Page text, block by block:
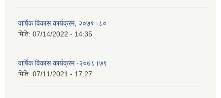
वार्षिक विकास कार्यक्रम, २०७९।८०
मिति: 07/14/2022 - 14:35
वार्षिक विकास कार्यक्रम -२०७८।७९
मिति: 07/11/2021 - 17:27